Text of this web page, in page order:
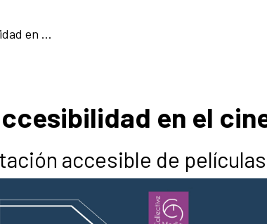
Curso internacional de accesibilidad en el cine
en el
accesible de